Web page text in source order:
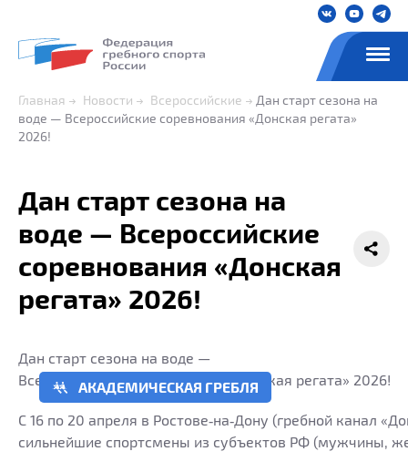
Главная Новости Всероссийские
Дан старт сезона на
воде — Всероссийские соревнования «Донская регата»
2026!
Дан старт сезона на
воде — Всероссийские
соревнования «Донская
регата» 2026!
АКАДЕМИЧЕСКАЯ ГРЕБЛЯ
Дан старт сезона на воде —
Всероссийские соревнования «Донская регата» 2026!
С 16 по 20 апреля в Ростове‑на‑Дону (гребной канал
сильнейшие спортсмены из субъектов РФ (мужчины,